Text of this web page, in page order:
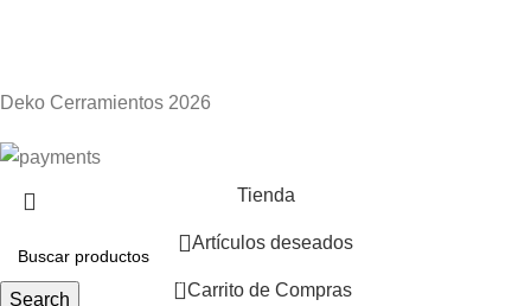
Deko Cerramientos 2026
Search
Tienda
Artículos deseados
0 Carrito de Compras